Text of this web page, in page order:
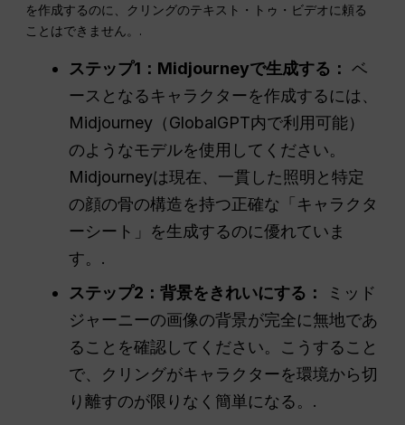
を作成するのに、クリングのテキスト・トゥ・ビデオに頼る
ことはできません。.
ステップ1：Midjourneyで生成する： ベ
ースとなるキャラクターを作成するには、
Midjourney（GlobalGPT内で利用可能）
のようなモデルを使用してください。
Midjourneyは現在、一貫した照明と特定
の顔の骨の構造を持つ正確な「キャラクタ
ーシート」を生成するのに優れていま
す。.
ステップ2：背景をきれいにする：
ミッド
ジャーニーの画像の背景が完全に無地であ
ることを確認してください。こうすること
で、クリングがキャラクターを環境から切
り離すのが限りなく簡単になる。.